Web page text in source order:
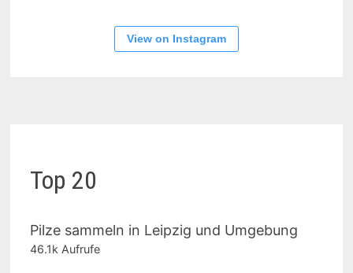
View on Instagram
Top 20
Pilze sammeln in Leipzig und Umgebung
46.1k Aufrufe